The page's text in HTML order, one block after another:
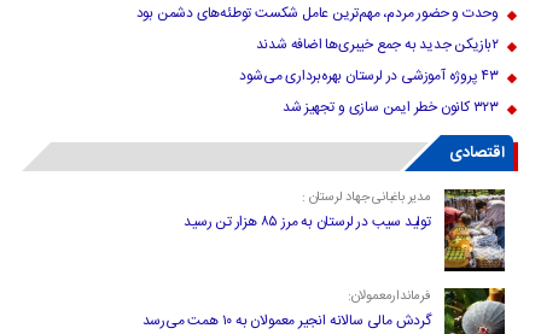
وحدت و حضور مردم، مهم‌ترین عامل شکست توطئه‌های دشمن بود
۲بازیکن جدید به جمع خیبری‌ها اضافه شدند
۴۳ پروژه آموزشی در لرستان بهره‌برداری می‌شود
۳۲۳ کانون خطر ایمن سازی و تجهیز شد
اقتصادی
مدیر باغبانی جهاد لرستان :
تولید سیب در لرستان به مرز ۸۵ هزار تن رسید
فرماندارمعمولان:
گردش مالی سالانه انجیر معمولان به ۱۰ همت می‌رسد